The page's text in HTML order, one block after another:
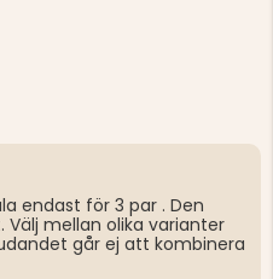
endast för 3 par . Den
mellan olika varianter
går ej att kombinera